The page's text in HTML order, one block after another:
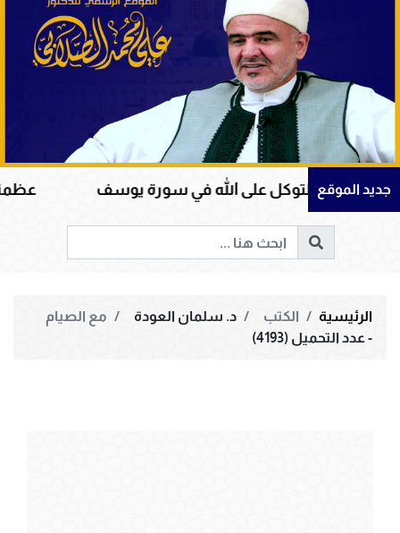
جديد الموقع
والتوكل على الله في سورة يوسف عظمة القرآن
الرئيسية الكتب د. سلمان العودة
مع الصيام
- عدد التحميل (4193)